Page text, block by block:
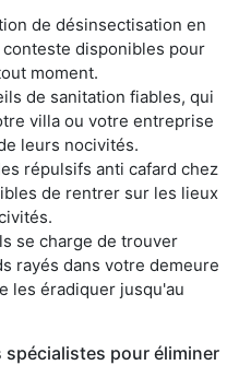
de désinsectisation en
disponibles pour
moment.
de sanitation fiables, qui
villa ou votre entreprise
leurs nocivités.
répulsifs anti cafard chez
de rentrer sur les lieux
se charge de trouver
rayés dans votre demeure
les éradiquer jusqu'au
spécialistes pour éliminer